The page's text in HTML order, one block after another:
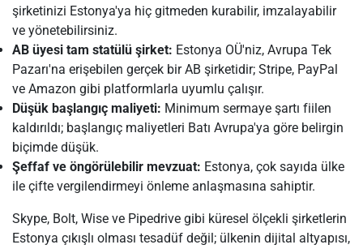
şirketinizi Estonya'ya hiç gitmeden kurabilir, imzalayabilir
ve yönetebilirsiniz.
AB üyesi tam statülü şirket: Estonya OÜ'niz, Avrupa Tek
Pazarı'na erişebilen gerçek bir AB şirketidir; Stripe, PayPal
ve Amazon gibi platformlarla uyumlu çalışır.
Düşük başlangıç maliyeti: Minimum sermaye şartı fiilen
kaldırıldı; başlangıç maliyetleri Batı Avrupa'ya göre belirgin
biçimde düşük.
Şeffaf ve öngörülebilir mevzuat: Estonya, çok sayıda ülke
ile çifte vergilendirmeyi önleme anlaşmasına sahiptir.
Skype, Bolt, Wise ve Pipedrive gibi küresel ölçekli şirketlerin
Estonya çıkışlı olması tesadüf değil; ülkenin dijital altyapısı,